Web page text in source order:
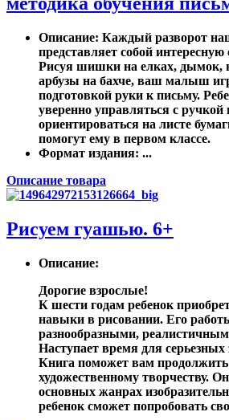
Описание: Каждый разворот
представляет собой
Рисуя шишки на елках, дымок,
арбузы на бахче, ваш малыш
подготовкой руки к письму.
уверенно управляться с
ориентироваться на листе
помогут ему в первом классе.
Формат издания: ...
Описание товара
Рисуем гуашью. 6+
Описание:
Дорогие взрослые!
К шести годам ребенок
навыки в рисовании. Его
разнообразными,
Наступает время для серьезных
Книга поможет вам
художественному творчеству.
основных жанрах
ребенок сможет попробовать